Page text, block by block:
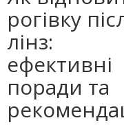
рогівку
лінз:
ефективні
поради та